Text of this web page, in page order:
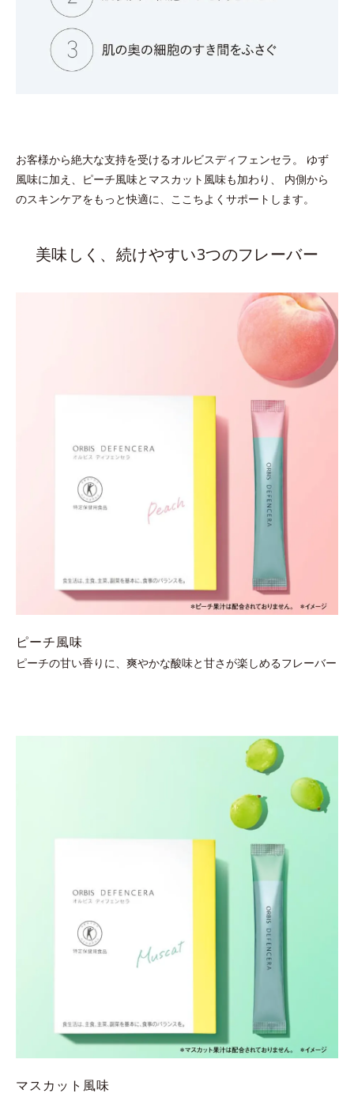
お客様から絶大な支持を受けるオルビスディフェンセラ。 ゆず
風味に加え、ピーチ風味とマスカット風味も加わり、 内側から
のスキンケアをもっと快適に、ここちよくサポートします。
美味しく、続けやすい3つのフレーバー
ピーチ風味
ピーチの甘い香りに、爽やかな酸味と甘さが楽しめるフレーバー
マスカット風味